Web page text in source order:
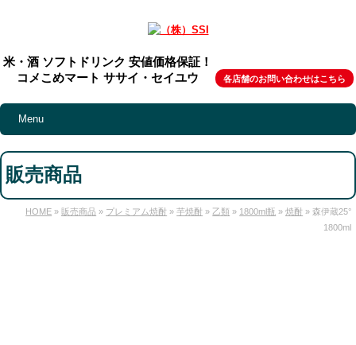
米・酒 ソフトドリンク 安値価格保証！
コメこめマート ササイ・セイユウ
各店舗のお問い合わせはこちら
Menu
販売商品
HOME » 販売商品 » プレミアム焼酎 »芋焼酎 » 乙類 » 1800ml瓶 »焼酎 » 森伊蔵25°
1800ml